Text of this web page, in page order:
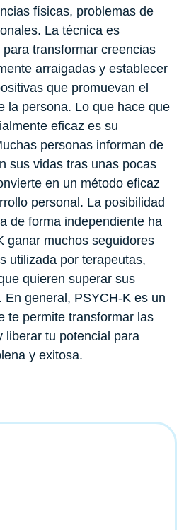
físicas, problemas de
La técnica es
transformar creencias
arraigadas y establecer
que promuevan el
la persona. Lo que hace que
eficaz es su
personas informan de
sus vidas tras unas pocas
en un método eficaz
personal. La posibilidad
de forma independiente ha
ganar muchos seguidores
utilizada por terapeutas,
quieren superar sus
En general, PSYCH-K es un
te permite transformar las
liberar tu potencial para
y exitosa.